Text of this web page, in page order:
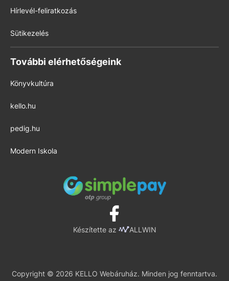
Hírlevél-feliratkozás
Sütikezelés
További elérhetőségeink
Könyvkultúra
kello.hu
pedig.hu
Modern Iskola
Készítette az ALLWIN
Copyright © 2026 KELLO Webáruház. Minden jog fenntartva.